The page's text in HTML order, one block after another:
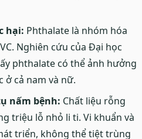
hại: Phthalate là nhóm hóa
Nghiên cứu của Đại học
phthalate có thể ảnh hưởng
ở cả nam và nữ.
nấm bệnh: Chất liệu rỗng
triệu lỗ nhỏ li ti. Vi khuẩn và
triển, không thể tiệt trùng